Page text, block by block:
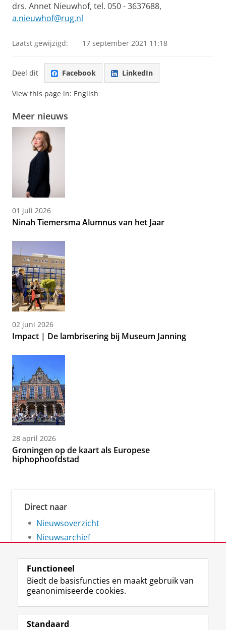
drs. Annet Nieuwhof, tel. 050 - 3637688,
a.nieuwhof@rug.nl
Laatst gewijzigd: 17 september 2021 11:18
Deel dit Facebook LinkedIn
View this page in: English
Meer nieuws
01 juli 2026
Ninah Tiemersma Alumnus van het Jaar
02 juni 2026
Impact | De lambrisering bij Museum Janning
28 april 2026
Groningen op de kaart als Europese
hiphophoofdstad
Direct naar
Nieuwsoverzicht
Nieuwsarchief
Volg de RUG
F
a
L
i
R
S
I
n
Y
o
Functioneel
Biedt de basisfuncties en maakt gebruik van
geanonimiseerde cookies.
Standaard